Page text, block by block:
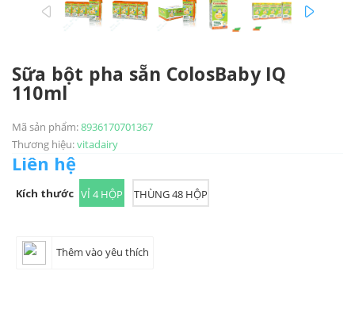
prev
Sữa bột pha sẵn ColosBaby IQ
110ml
Mã sản phẩm:8936170701367
Thương hiệu:vitadairy
Liên hệ
Kích thước VỈ 4 HỘP THÙNG 48 HỘP
Thêm vào yêu thích